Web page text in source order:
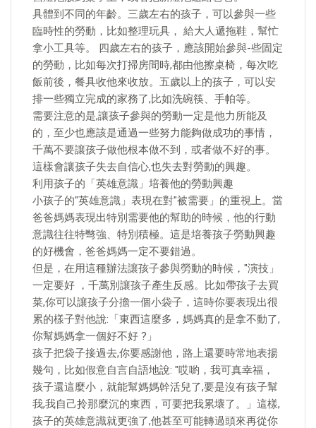
具體到不同的年齡。三歲左右的孩子，可以參與一些
臨時性的勞動，比如整理玩具， 給大人遞拖鞋，幫忙
拿小工具等。 四歲左右的孩子，應該開始參與-些固定
的勞動，比如每次打掃房間時,都由他擦桌椅，每次吃
飯前後，餐具收他來收放。五歲以上的孩子，可以安
排一些獨立完成的家務了,比如洗碗筷、手帕等。
需要注意的是,讓孩子參與的勞動一定是他力所能及
的，至少也應該是通過一些努力能夠做成功的事情，
千萬不要讓孩子做他根本做不到，或者做不好的事。
這樣會讓孩子失去自信心,也失去對勞動的興趣。
利用孩子的「英雄意識」培養他的勞動興趣
小孩子的"英雄意識」表現在對"被需要」的重視上。當
爸爸媽媽表現出特別需要他的幫助的時候，他的行動
意識往往特彆強、特別積極。這是培養孩子勞動興趣
的好機會，爸爸媽媽一定不要錯過。
但是，在用這種辦法讓孩子參與勞動的時候，"演技」
一定要好 ，千萬別讓孩子產生反感。比如帶孩子去買
菜,你可以讓孩子分擔一個小袋子，這時你要表現出很
累的樣子對他說:「東西這麼多，媽媽真的是拿不動了,
你幫媽媽拿一個好不好 ?」
孩子把袋子接過去,你要感謝他，路上還要時常地表揚
幾句，比如假意自言自語地說: "哎喲，我可真幸福，
孩子還這麼小，就能幫媽媽幹活兒了,要是沒有孩子幫
我,我自己拎那麼沉的東西，可要把我累壞了。」這樣,
孩子的英雄意識就更強了,他甚至可能轉過頭來再從你